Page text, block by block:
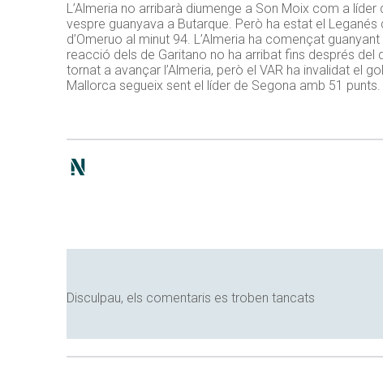
L’Almeria no arribarà diumenge a Son Moix com a
vespre guanyava a Butarque. Però ha estat el
d’Omeruo al minut 94. L’Almeria ha començat
reacció dels de Garitano no ha arribat fins després del
tornat a avançar l’Almeria, però el VAR ha invalidat el
Mallorca segueix sent el líder de Segona amb 51
Disculpau, els comentaris es troben tancats